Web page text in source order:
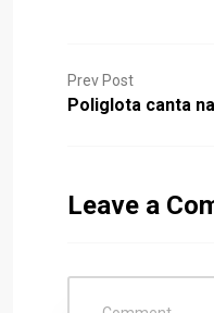
Prev Post
Poliglota canta
Leave a